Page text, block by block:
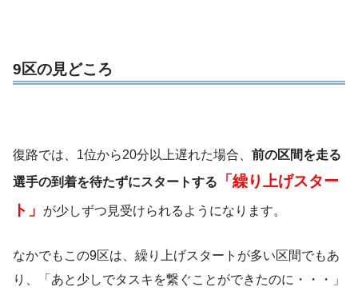
9区の見どころ
復路では、1位から20分以上遅れた場合、 前の区間を走る
選手の到着を待たずにスタートする
「繰り上げスター
ト」
が少しずつ見受けられるようになります。
なかでもこの9区は、繰り上げスタートが多い区間でもあ
り、「あと少しでタスキを繋ぐことができたのに・・・」